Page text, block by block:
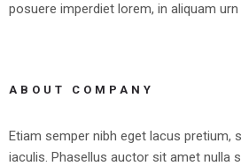
posuere imperdiet lorem, in aliquam urn
ABOUT COMPANY
Etiam semper nibh eget lacus pretium,
iaculis. Phasellus auctor sit amet nulla